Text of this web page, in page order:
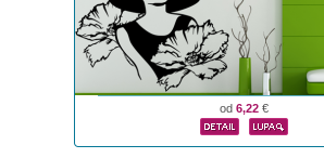
od 6,22€